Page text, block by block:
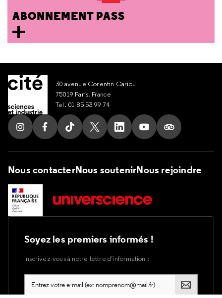
ABONNEMENT PASS
30 avenue Corentin Cariou
75019 Paris, France
Tel. 01 85 53 99 74
Suivez nous sur Instagram
Suivez nous sur Facebook
Suivez nous sur Tik Tok
Suivez nous sur X
Suivez nous sur LinkedIn
Suivez nous sur
Suivez nous
Nous contacterNous soutenirNous rejoindre
Soyez les premiers informés !
Inscrivez-vous à notre lettre d’information :